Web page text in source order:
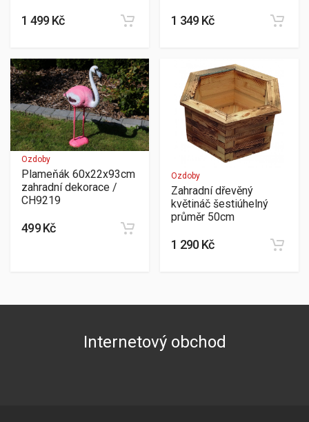
1 499 Kč 1 349 Kč
Ozdoby
Plameňák 60x22x93cm
zahradní dekorace /
CH9219
499 Kč
Ozdoby
Zahradní dřevěný
květináč šestiúhelný
průměr 50cm
1 290 Kč
Internetový obchod